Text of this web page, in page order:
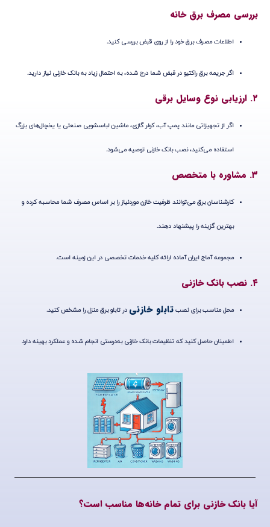
بررسی مصرف برق خانه
اطلاعات مصرف برق خود را از روی قبض بررسی کنید.
اگرجریمه برق راکتیودر قبض شما درج شده، به احتمال زیاد به بانک خازنی نیاز دارید.
اگر از تجهیزاتی مانندپمپ آب، کولر گازی، ماشین لباسشویی صنعتی یا یخچال‌های بزرگ
استفاده می‌کنید، نصب بانک خازنی توصیه می‌شود.
کارشناسان برق می‌توانند ظرفیت خازن موردنیاز را بر اساس مصرف شما محاسبه کرده و
بهترین گزینه را پیشنهاد دهند.
مجموعه آماج ایرانآماده ارائه کلیه خدمات تخصصی در این زمینه است.
محل مناسب برای نصبتابلو خازنیدر تابلو برق منزلرا مشخص کنید.
اطمینان حاصل کنید که تنظیمات بانک خازنی به‌درستی انجام شده و عملکرد بهینه دارد
آیا بانک خازنی برای تمام خانه‌ها مناسب است؟